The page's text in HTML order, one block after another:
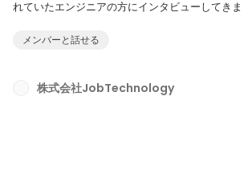
れていたエンジニアの方にインタビューしてき
くなってきた…」そんな悩みを持つ方に、ぜひ読
です。あと、漫画を読むのが好きです。前職は
した。JobTechに入社してからこれまでの間で成
メンバーと話せる
株式会社JobTechnology